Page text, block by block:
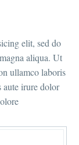
elit, sed do
aliqua. Ut
ullamco laboris
aute irure dolor